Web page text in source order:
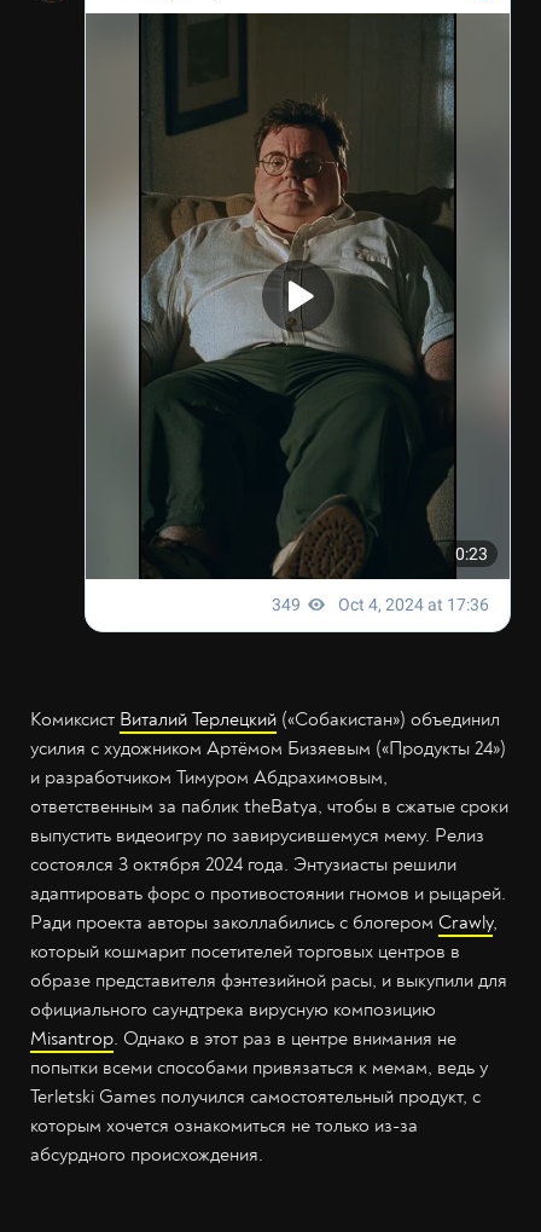
Комиксист Виталий Терлецкий («Собакистан») объединил
усилия с художником Артёмом Бизяевым («Продукты 24»)
и разработчиком Тимуром Абдрахимовым,
ответственным за паблик theBatya, чтобы в сжатые сроки
выпустить видеоигру по завирусившемуся мему. Релиз
состоялся 3 октября 2024 года. Энтузиасты решили
адаптировать форс о противостоянии гномов и рыцарей.
Ради проекта авторы заколлабились с блогером Crawly,
который кошмарит посетителей торговых центров в
образе представителя фэнтезийной расы, и выкупили для
официального саундтрека вирусную композицию
Misantrop. Однако в этот раз в центре внимания не
попытки всеми способами привязаться к мемам, ведь у
Terletski Games получился самостоятельный продукт, с
которым хочется ознакомиться не только из-за
абсурдного происхождения.